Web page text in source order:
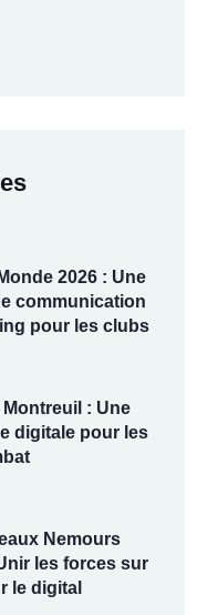
2026 : Une
communication
pour les clubs
: Une
digitale pour les
Nemours
les forces sur
le digital